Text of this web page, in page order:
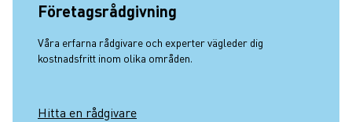
Företagsrådgivning
Våra erfarna rådgivare och experter vägleder dig
kostnadsfritt inom olika områden.
Hitta en rådgivare